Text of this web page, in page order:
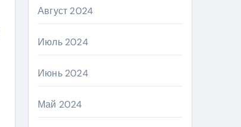
Август 2024
Июль 2024
Июнь 2024
Май 2024